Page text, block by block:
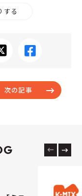
する
次の記事